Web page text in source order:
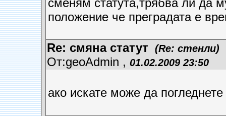
сменям статута,трябва ли да
положение че преградата е
Re: смяна статут (Re: стенли)
От:geoAdmin , 01.02.2009 23:50
ако искате може да